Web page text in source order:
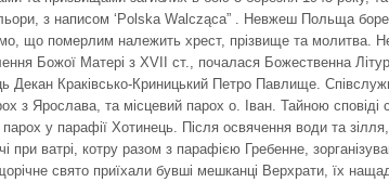
з написом ‘Polska Walcząca” . Невжеш Польща
що померлим належить хрест, прізвище та молитва.
Божої Матері з ХVII ст., почалася Божественна
Декан Краківсько-Криницький Петро Павлище.
з Ярослава, та місцевий парох о. Іван. Тайною
парох у парафії Хотинець. Після освячення води та
при ватрі, котру разом з парафією Гребенне,
свято приїхали бувші мешканці Верхрати, їх